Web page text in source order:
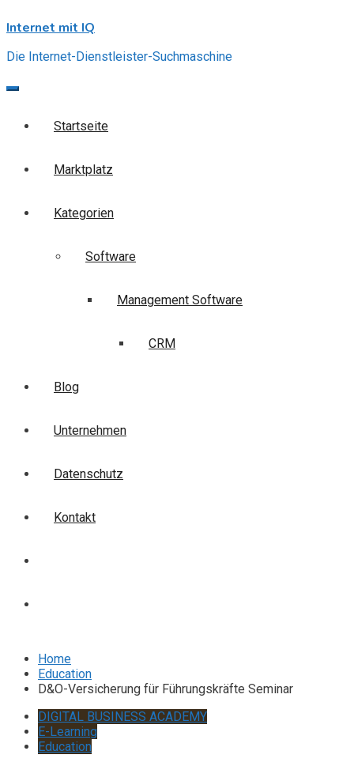
to
Internet mit IQ
Die Internet-Dienstleister-Suchmaschine
Startseite
Marktplatz
Kategorien
Software
Management Software
CRM
Blog
Unternehmen
Datenschutz
Kontakt
Home
Education
D&O-Versicherung für Führungskräfte Seminar
DIGITAL BUSINESS ACADEMY
E-Learning
Education